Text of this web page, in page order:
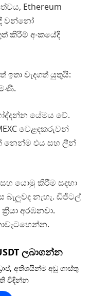
Ethereum
වන්නෝ
කිරීම් අංකයේදී
ඉතා වැදගත් යුතුයි:
යේමය වේ.
වෙළඳකරුවන්
නෙන්ම එය සහ ලීන්
සහ යොමු කිරීම සඳහා
නැහැ. ඩිජිටල්
අරඹනවා.
ලබාගන්න
අතිශයින්ම අඩු ගාස්තු
විඳින්න